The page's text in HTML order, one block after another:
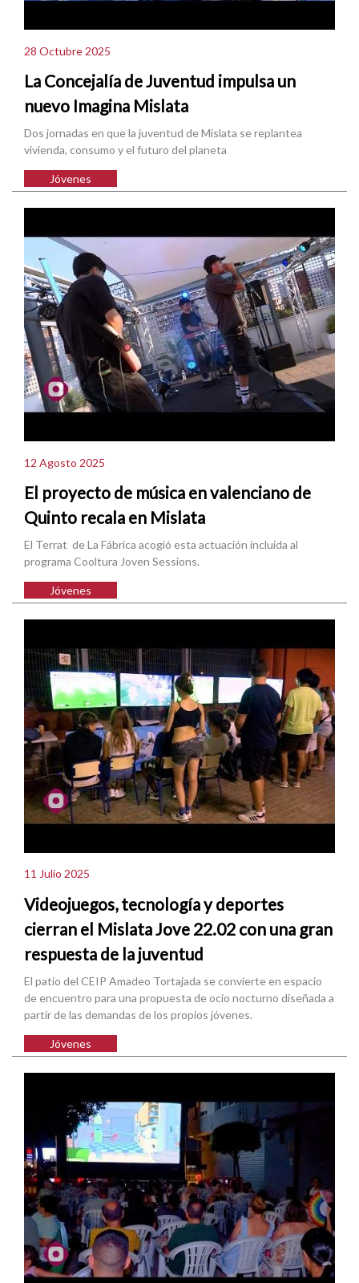
28 Octubre 2025
La Concejalía de Juventud impulsa un
nuevo Imagina Mislata
Dos jornadas en que la juventud de Mislata se replantea
vivienda, consumo y el futuro del planeta
Jóvenes
12 Agosto 2025
El proyecto de música en valenciano de
Quinto recala en Mislata
El Terrat de La Fábrica acogió esta actuación incluida al
programa Cooltura Joven Sessions.
Jóvenes
11 Julio 2025
Videojuegos, tecnología y deportes
cierran el Mislata Jove 22.02 con una gran
respuesta de la juventud
El patio del CEIP Amadeo Tortajada se convierte en espacio
de encuentro para una propuesta de ocio nocturno diseñada a
partir de las demandas de los propios jóvenes.
Jóvenes